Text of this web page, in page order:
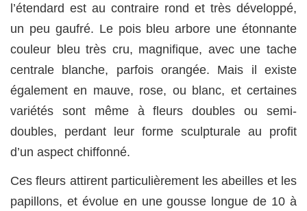
l’étendard est au contraire rond et très développé,
un peu gaufré. Le pois bleu arbore une étonnante
couleur bleu très cru, magnifique, avec une tache
centrale blanche, parfois orangée. Mais il existe
également en mauve, rose, ou blanc, et certaines
variétés sont même à fleurs doubles ou semi-
doubles, perdant leur forme sculpturale au profit
d’un aspect chiffonné.
Ces fleurs attirent particulièrement les abeilles et les
papillons, et évolue en une gousse longue de 10 à